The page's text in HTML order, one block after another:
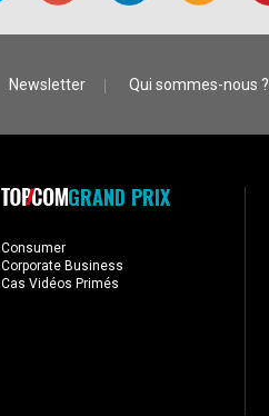
Newsletter Qui sommes-nous ?
GRAND PRIX
Consumer
Corporate Business
Cas Vidéos Primés